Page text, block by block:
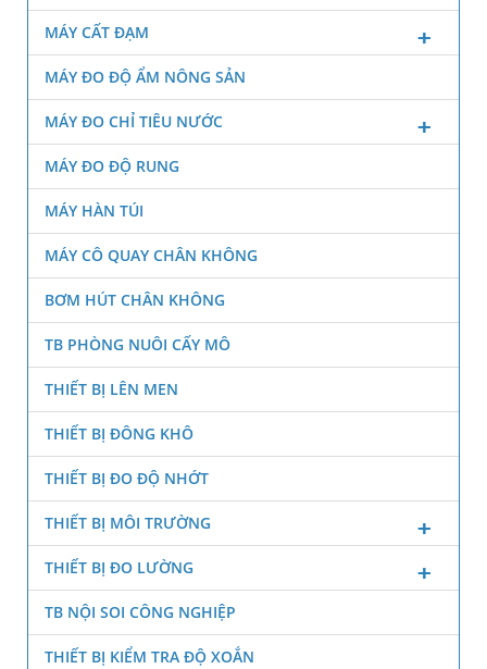
MÁY CẤT ĐẠM
MÁY ĐO ĐỘ ẨM NÔNG SẢN
MÁY ĐO CHỈ TIÊU NƯỚC
MÁY ĐO ĐỘ RUNG
MÁY HÀN TÚI
MÁY CÔ QUAY CHÂN KHÔNG
BƠM HÚT CHÂN KHÔNG
TB PHÒNG NUÔI CẤY MÔ
THIẾT BỊ LÊN MEN
THIẾT BỊ ĐÔNG KHÔ
THIẾT BỊ ĐO ĐỘ NHỚT
THIẾT BỊ MÔI TRƯỜNG
THIẾT BỊ ĐO LƯỜNG
TB NỘI SOI CÔNG NGHIỆP
THIẾT BỊ KIỂM TRA ĐỘ XOẮN